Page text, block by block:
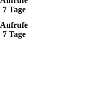
7 Tage
Aufrufe
7 Tage